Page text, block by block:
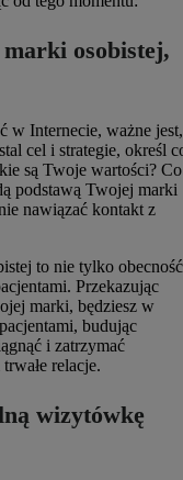
osobistej,
w Internecie, ważne jest,
cel i strategie, określ
są Twoje wartości? Co
podstawą Twojej marki
nawiązać kontakt z
to nie tylko obecność
Przekazując
marki, będziesz w
budując
i zatrzymać
relacje.
wizytówkę